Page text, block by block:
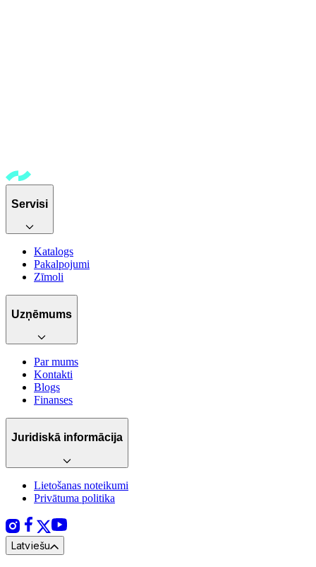
Servisi
Katalogs
Pakalpojumi
Zīmoli
Uzņēmums
Par mums
Kontakti
Blogs
Finanses
Juridiskā informācija
Lietošanas noteikumi
Privātuma politika
Latviešu